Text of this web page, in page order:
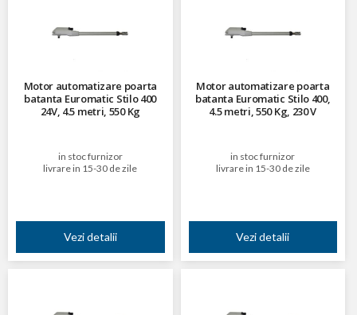
Motor automatizare poarta
batanta Euromatic Stilo 400
24V, 4.5 metri, 550 Kg
in stoc furnizor
livrare in 15-30 de zile
Vezi detalii
Motor automatizare poarta
batanta Euromatic Stilo 400,
4.5 metri, 550 Kg, 230 V
in stoc furnizor
livrare in 15-30 de zile
Vezi detalii